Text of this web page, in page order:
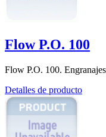
Flow P.O. 100
Flow P.O. 100.
Detalles de producto